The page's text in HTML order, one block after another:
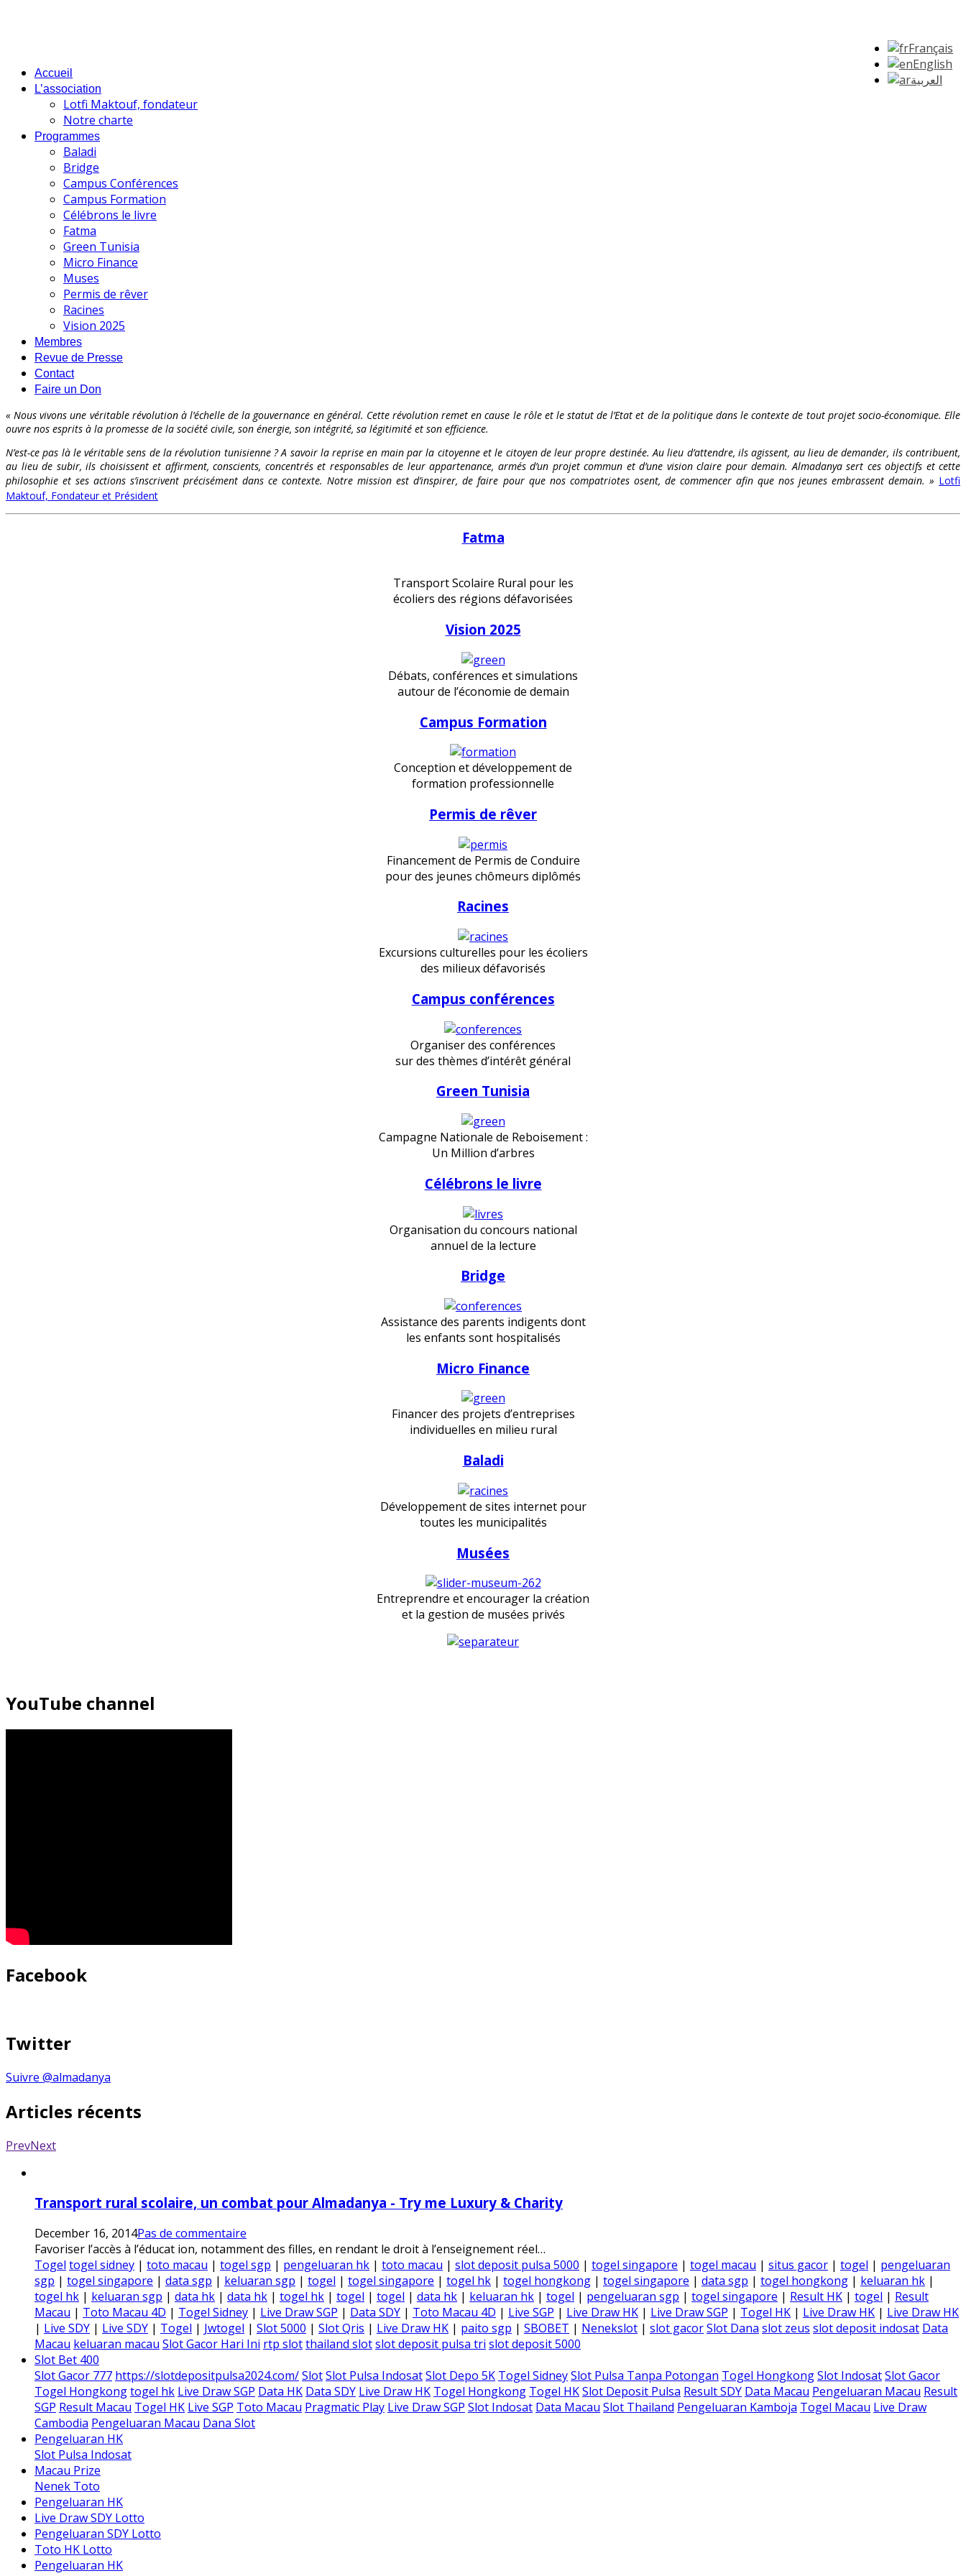
Français
English
العربية
Accueil
L’association
Lotfi Maktouf, fondateur
Notre charte
Programmes
Baladi
Bridge
Campus Conférences
Campus Formation
Célébrons le livre
Fatma
Green Tunisia
Micro Finance
Muses
Permis de rêver
Racines
Vision 2025
Membres
Revue de Presse
Contact
Faire un Don
« Nous vivons une véritable révolution à l’échelle de la gouvernance en général. Cette révolution remet en cause le rôle et le statut de l’Etat et de la politique dans le contexte de tout projet socio-économique. Elle
ouvre nos esprits à la promesse de la société civile, son énergie, son intégrité, sa légitimité et son efficience.
N’est-ce pas là le véritable sens de la révolution tunisienne ? A savoir la reprise en main par la citoyenne et le citoyen de leur propre destinée. Au lieu d’attendre, ils agissent, au lieu de demander, ils contribuent,
au lieu de subir, ils choisissent et affirment, conscients, concentrés et responsables de leur appartenance, armés d’un projet commun et d’une vision claire pour demain. Almadanya sert ces objectifs et cette
philosophie et ses actions s’inscrivent précisément dans ce contexte. Notre mission est d’inspirer, de faire pour que nos compatriotes osent, de commencer afin que nos jeunes embrassent demain. » Lotfi
Maktouf, Fondateur et Président
Fatma
Transport Scolaire Rural pour les
écoliers des régions défavorisées
Vision 2025
Débats, conférences et simulations
autour de l’économie de demain
Campus Formation
Conception et développement de
formation professionnelle
Permis de rêver
Financement de Permis de Conduire
pour des jeunes chômeurs diplômés
Racines
Excursions culturelles pour les écoliers
des milieux défavorisés
Campus conférences
Organiser des conférences
sur des thèmes d’intérêt général
Green Tunisia
Campagne Nationale de Reboisement :
Un Million d’arbres
Célébrons le livre
Organisation du concours national
annuel de la lecture
Bridge
Assistance des parents indigents dont
les enfants sont hospitalisés
Micro Finance
Financer des projets d’entreprises
individuelles en milieu rural
Baladi
Développement de sites internet pour
toutes les municipalités
Musées
Entreprendre et encourager la création
et la gestion de musées privés
YouTube channel
Facebook
Twitter
Suivre @almadanya
Articles récents
PrevNext
Transport rural scolaire, un combat pour Almadanya - Try me Luxury & Charity
December 16, 2014Pas de commentaire
Favoriser l’accès à l’éducat ion, notamment des filles, en rendant le droit à l’enseignement réel…
Togel togel sidney | toto macau | togel sgp | pengeluaran hk | toto macau | slot deposit pulsa 5000 | togel singapore | togel macau | situs gacor | togel | pengeluaran
sgp | togel singapore | data sgp | keluaran sgp | togel | togel singapore | togel hk | togel hongkong | togel singapore | data sgp | togel hongkong | keluaran hk |
togel hk | keluaran sgp | data hk | data hk | togel hk | togel | togel | data hk | keluaran hk | togel | pengeluaran sgp | togel singapore | Result HK | togel | Result
Macau | Toto Macau 4D | Togel Sidney | Live Draw SGP | Data SDY | Toto Macau 4D | Live SGP | Live Draw HK | Live Draw SGP | Togel HK | Live Draw HK | Live Draw HK
| Live SDY | Live SDY | Togel | Jwtogel | Slot 5000 | Slot Qris | Live Draw HK | paito sgp | SBOBET | Nenekslot | slot gacorSlot Dana slot zeus slot deposit indosat Data
Macau keluaran macau Slot Gacor Hari Ini rtp slotthailand slotslot deposit pulsa tri slot deposit 5000
Slot Bet 400
Slot Gacor 777 https://slotdepositpulsa2024.com/SlotSlot Pulsa IndosatSlot Depo 5K Togel SidneySlot Pulsa Tanpa Potongan Togel HongkongSlot IndosatSlot Gacor
Togel Hongkongtogel hk Live Draw SGP Data HK Data SDY Live Draw HK Togel Hongkong Togel HKSlot Deposit Pulsa Result SDY Data Macau Pengeluaran Macau Result
SGP Result Macau Togel HK Live SGP Toto Macau Pragmatic Play Live Draw SGP Slot Indosat Data Macau Slot Thailand Pengeluaran Kamboja Togel Macau Live Draw
Cambodia Pengeluaran Macau Dana Slot
Pengeluaran HK
Slot Pulsa Indosat
Macau Prize
Nenek Toto
Pengeluaran HK
Live Draw SDY Lotto
Pengeluaran SDY Lotto
Toto HK Lotto
Pengeluaran HK